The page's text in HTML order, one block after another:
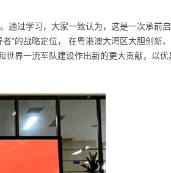
通过学习，大家一致认为，这是一次承前
”的战略定位， 在粤港澳大湾区大胆创新
世界一流军队建设作出新的更大贡献，以优